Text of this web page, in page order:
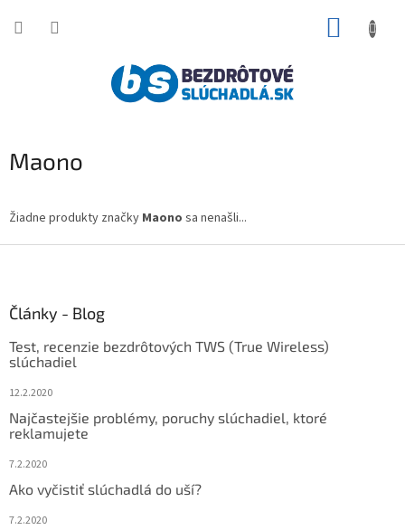
Maono
Žiadne produkty značky Maono sa nenašli...
Články - Blog
Test, recenzie bezdrôtových TWS (True Wireless)
slúchadiel
12.2.2020
Najčastejšie problémy, poruchy slúchadiel, ktoré
reklamujete
7.2.2020
Ako vyčistiť slúchadlá do uší?
7.2.2020